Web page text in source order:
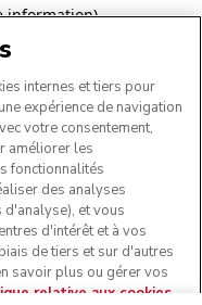
information).
internes et tiers pour
expérience de navigation
votre consentement,
améliorer les
fonctionnalités
des analyses
et vous
d'intérêt et à vos
de tiers et sur d'autres
savoir plus ou gérer vos
relative aux cookies